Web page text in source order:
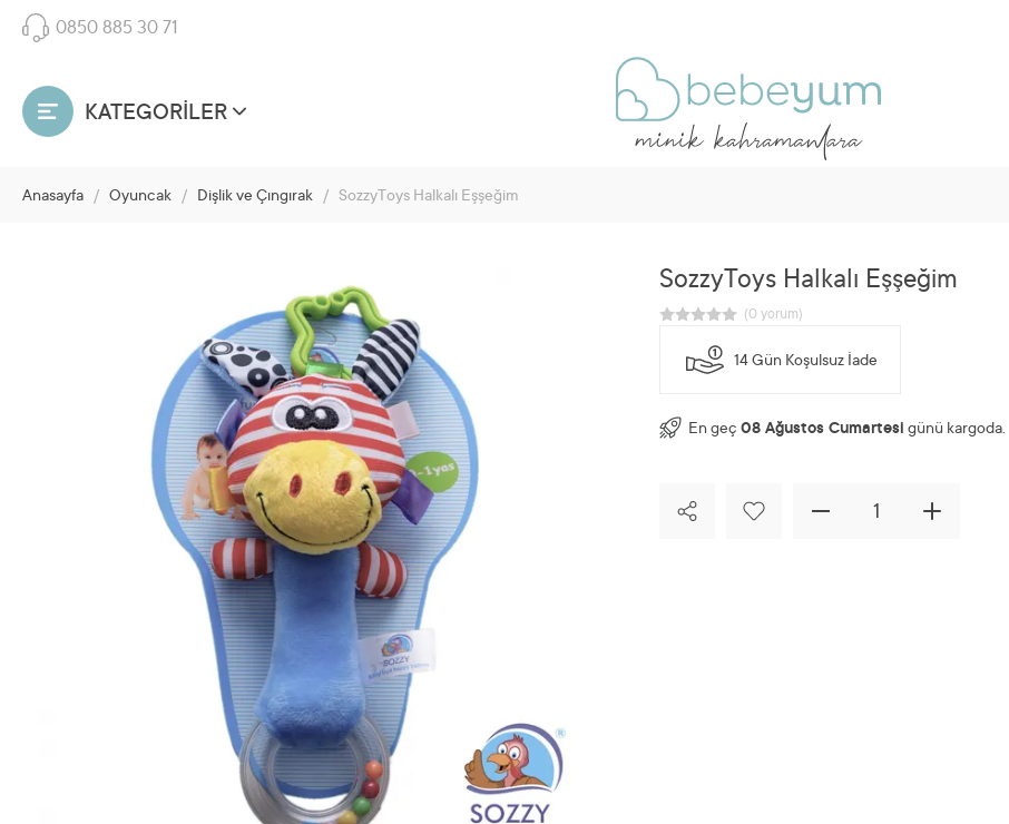
0850 885 30 71
KATEGORİLER
Anasayfa / Oyuncak / Dişlik ve Çıngırak / SozzyToys Halkalı Eşşeğim
SozzyToys Halkalı Eşşeğim
14 Gün Koşulsuz İade
En geç 08 Ağustos Cumartesi günü kargoda.